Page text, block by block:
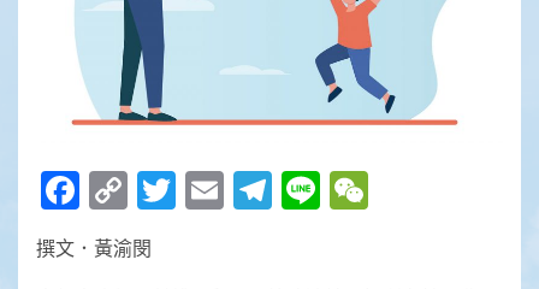
Facebook
Copy
Link
Twitter
EmailTelegram
Line
撰文．黃渝閔